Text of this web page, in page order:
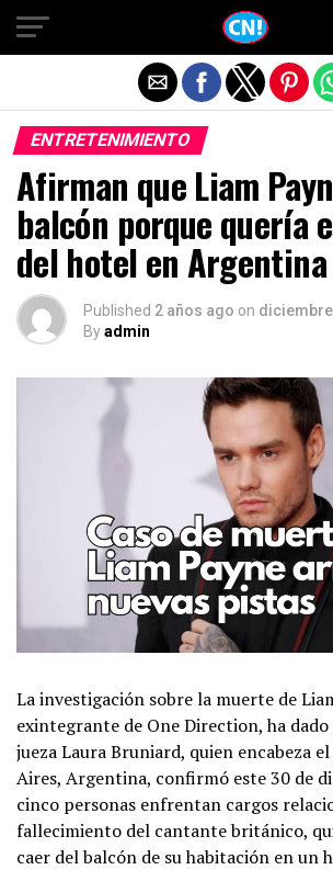
ENTRETENIMIENTO
Afirman que Liam
balcón porque quería
del hotel en Argentina
Published 2 años ago on diciembre
Byadmin
La investigación sobre la muerte de
exintegrante de One Direction, ha
jueza Laura Bruniard, quien encabeza
Aires, Argentina, confirmó este 30 de
cinco personas enfrentan cargos
fallecimiento del cantante británico,
caer del balcón de su habitación en un
Salir de la versión móvil